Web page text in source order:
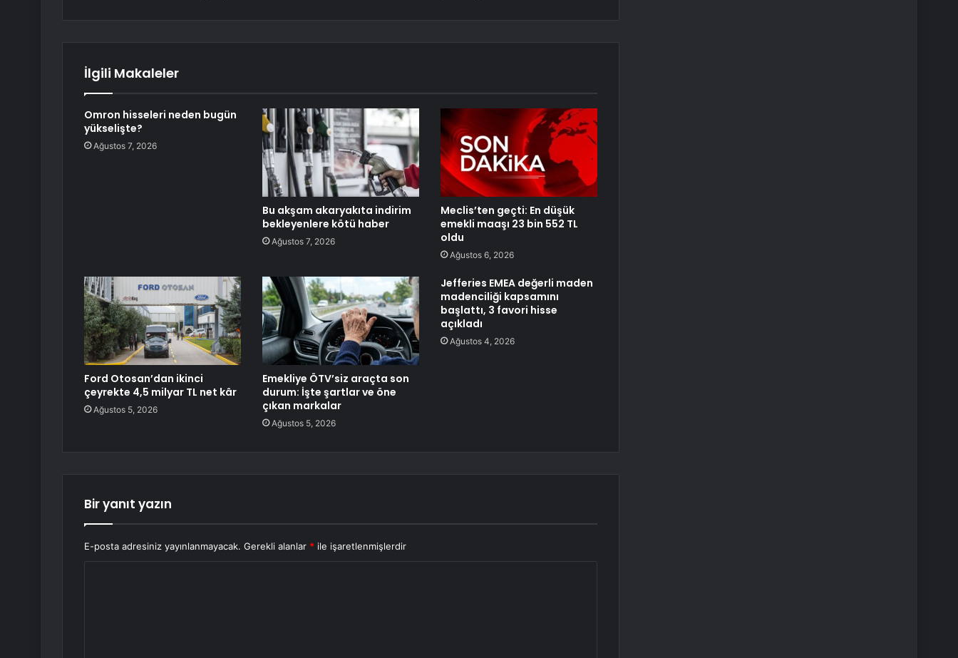
İlgili Makaleler
Omron hisseleri neden bugün
yükselişte?
Ağustos 7, 2026
Bu akşam akaryakıta indirim
bekleyenlere kötü haber
Ağustos 7, 2026
Meclis’ten geçti: En düşük
emekli maaşı 23 bin 552 TL
oldu
Ağustos 6, 2026
Ford Otosan’dan ikinci
çeyrekte 4,5 milyar TL net kâr
Ağustos 5, 2026
Emekliye ÖTV’siz araçta son
durum: İşte şartlar ve öne
çıkan markalar
Ağustos 5, 2026
Jefferies EMEA değerli maden
madenciliği kapsamını
başlattı, 3 favori hisse
açıkladı
Ağustos 4, 2026
Bir yanıt yazın
E-posta adresiniz yayınlanmayacak. Gerekli alanlar * ile işaretlenmişlerdir